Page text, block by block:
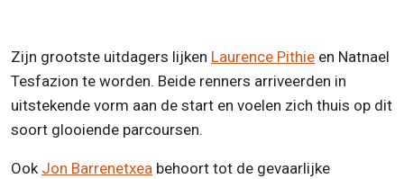
Zijn grootste uitdagers lijken Laurence Pithie en Natnael
Tesfazion te worden. Beide renners arriveerden in
uitstekende vorm aan de start en voelen zich thuis op dit
soort glooiende parcoursen.
Ook Jon Barrenetxea behoort tot de gevaarlijke